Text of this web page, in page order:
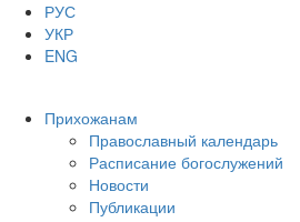
РУС
УКР
ENG
Прихожанам
Православный календарь
Расписание богослужений
Новости
Публикации